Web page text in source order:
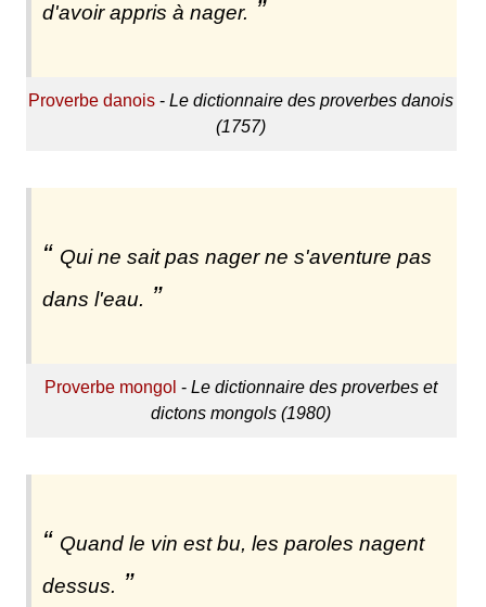
d'avoir appris à nager.
Proverbe danois -Le dictionnaire des proverbes danois
(1757)
Qui ne sait pas nager ne s'aventure pas
dans l'eau.
Proverbe mongol -Le dictionnaire des proverbes et
dictons mongols (1980)
Quand le vin est bu, les paroles nagent
dessus.